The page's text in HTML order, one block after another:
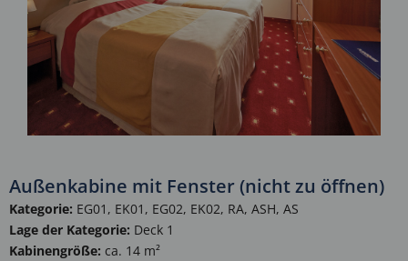
Außenkabine mit Fenster (nicht zu öffnen)
Kategorie: EG01, EK01, EG02, EK02, RA, ASH, AS
Lage der Kategorie: Deck 1
Kabinengröße: ca. 14 m²